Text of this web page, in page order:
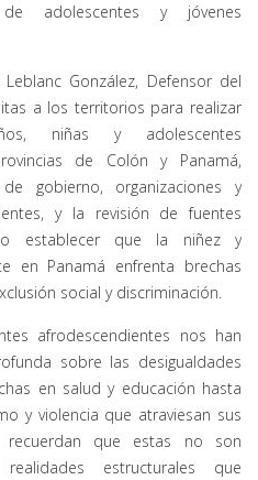
adolescentes y jóvenes
González, Defensor del
a los territorios para realizar
niñas y adolescentes
de Colón y Panamá,
gobierno, organizaciones y
y la revisión de fuentes
establecer que la niñez y
en Panamá enfrenta brechas
social y discriminación.
afrodescendientes nos han
sobre las desigualdades
en salud y educación hasta
y violencia que atraviesan sus
recuerdan que estas no son
estructurales que